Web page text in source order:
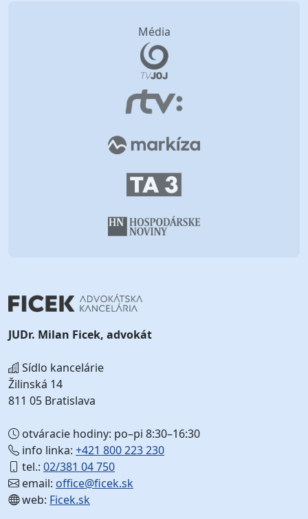
Média
JUDr. Milan Ficek, advokát
Sídlo kancelárie
Žilinská 14
811 05 Bratislava
otváracie hodiny: po–pi 8:30–16:30
info linka: +421 800 223 230
tel.: 02/381 04 750
email: office@ficek.sk
web: Ficek.sk